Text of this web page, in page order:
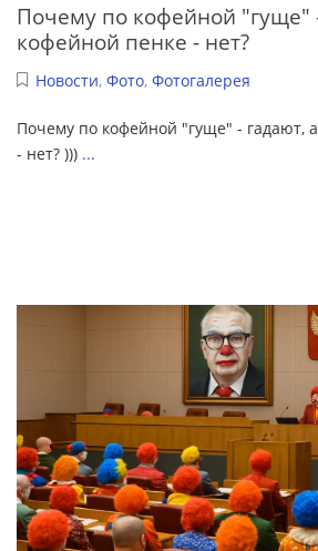
Почему по кофейной "гуще"
кофейной пенке - нет?
Новости, Фото, Фотогалерея
Почему по кофейной "гуще" - гадают,
- нет? ))) ...